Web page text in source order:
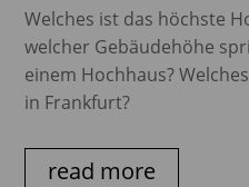
Welches ist das höchste
welcher Gebäudehöhe
einem Hochhaus?
in Frankfurt?
read more